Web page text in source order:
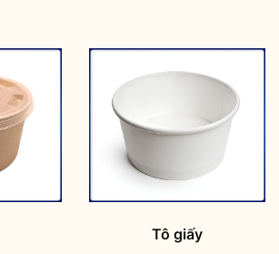
Tô giấy